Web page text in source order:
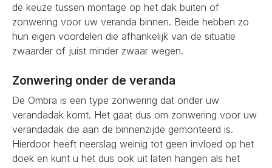
de keuze tussen montage op het dak buiten of
zonwering voor uw veranda binnen. Beide hebben zo
hun eigen voordelen die afhankelijk van de situatie
zwaarder of juist minder zwaar wegen.
Zonwering onder de veranda
De Ombra is een type zonwering dat onder uw
verandadak komt. Het gaat dus om zonwering voor uw
verandadak die aan de binnenzijde gemonteerd is.
Hierdoor heeft neerslag weinig tot geen invloed op het
doek en kunt u het dus ook uit laten hangen als het